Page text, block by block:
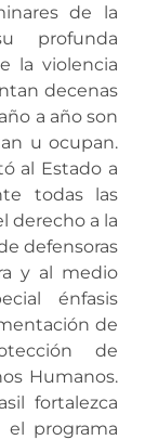
de la
profunda
la violencia
decenas
a año son
u ocupan.
al Estado a
todas las
derecho a la
defensoras
y al medio
énfasis
de
de
Humanos.
fortalezca
el programa